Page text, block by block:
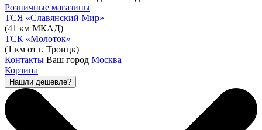
Розничные магазины
ТСЯ «Славянский Мир»
(41 км МКАД)
ТСК «Молоток»
(1 км от г. Троицк)
Контакты Ваш город Москва
Корзина
Нашли дешевле?